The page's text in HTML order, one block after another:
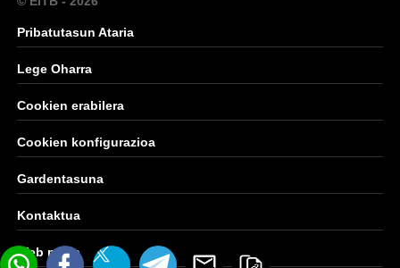
Pribatutasun Ataria
Lege Oharra
Cookien erabilera
Cookien konfigurazioa
Gardentasuna
Kontaktua
Web mapa